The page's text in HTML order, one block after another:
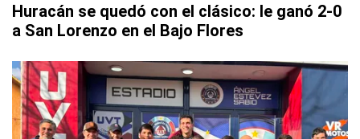
Huracán se quedó con el clásico: le ganó 2-0
a San Lorenzo en el Bajo Flores